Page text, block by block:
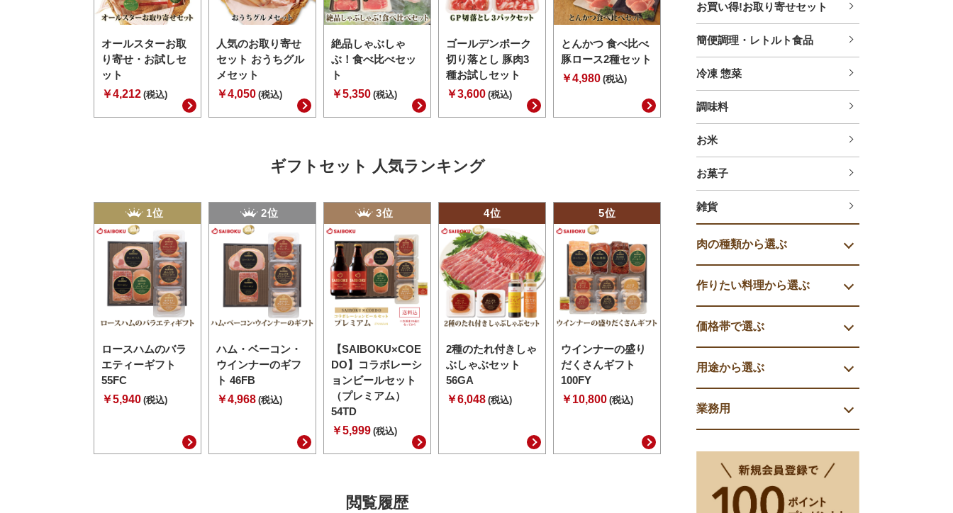
お買い得!お取り寄せセット
簡便調理・レトルト食品
冷凍 惣菜
調味料
お米
お菓子
雑貨
肉の種類から選ぶ
作りたい料理から選ぶ
価格帯で選ぶ
用途から選ぶ
業務用
オールスターお取
り寄せ・お試しセ
ット
￥4,212 (税込)
人気のお取り寄せ
セット おうちグル
メセット
￥4,050 (税込)
絶品しゃぶしゃ
ぶ！食べ比べセッ
ト
￥5,350 (税込)
ゴールデンポーク
切り落とし 豚肉3
種お試しセット
￥3,600 (税込)
とんかつ 食べ比べ
豚ロース2種セット
￥4,980 (税込)
ギフトセット 人気ランキング
1位
ロースハムのバラ
エティーギフト
55FC
￥5,940 (税込)
2位
ハム・ベーコン・
ウインナーのギフ
ト 46FB
￥4,968 (税込)
3位
【SAIBOKU×COE
DO】コラボレーシ
ョンビールセット
（プレミアム）
54TD
￥5,999 (税込)
4位
2種のたれ付きしゃ
ぶしゃぶセット
56GA
￥6,048 (税込)
5位
ウインナーの盛り
だくさんギフト
100FY
￥10,800 (税込)
閲覧履歴